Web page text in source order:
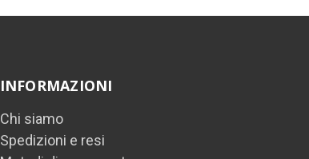
INFORMAZIONI
Chi siamo
Spedizioni e resi